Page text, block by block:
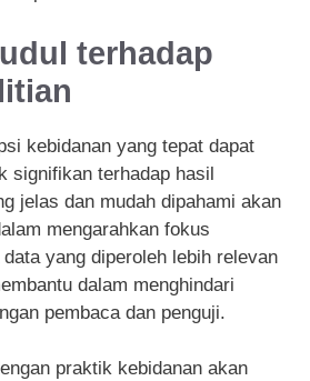
terhadap
kebidanan yang tepat dapat
signifikan terhadap hasil
jelas dan mudah dipahami akan
mengarahkan fokus
yang diperoleh lebih relevan
dalam menghindari
pembaca dan penguji.
praktik kebidanan akan